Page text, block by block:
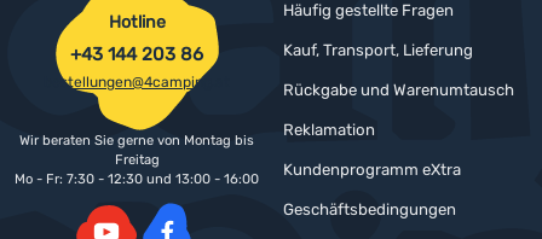
Häufig gestellte Fragen
Kauf, Transport, Lieferung
Rückgabe und Warenumtausch
Reklamation
Kundenprogramm eXtra
Geschäftsbedingungen
Hotline
+43 144 203 86
bestellungen@4camping.at
Wir beraten Sie gerne von Montag bis
Freitag
Mo - Fr: 7:30 - 12:30 und 13:00 - 16:00